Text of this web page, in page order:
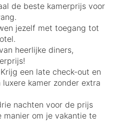
de beste kamerprijs voor
jezelf met toegang tot
heerlijke diners,
een late check-out en
kamer zonder extra
nachten voor de prijs
om je vakantie te